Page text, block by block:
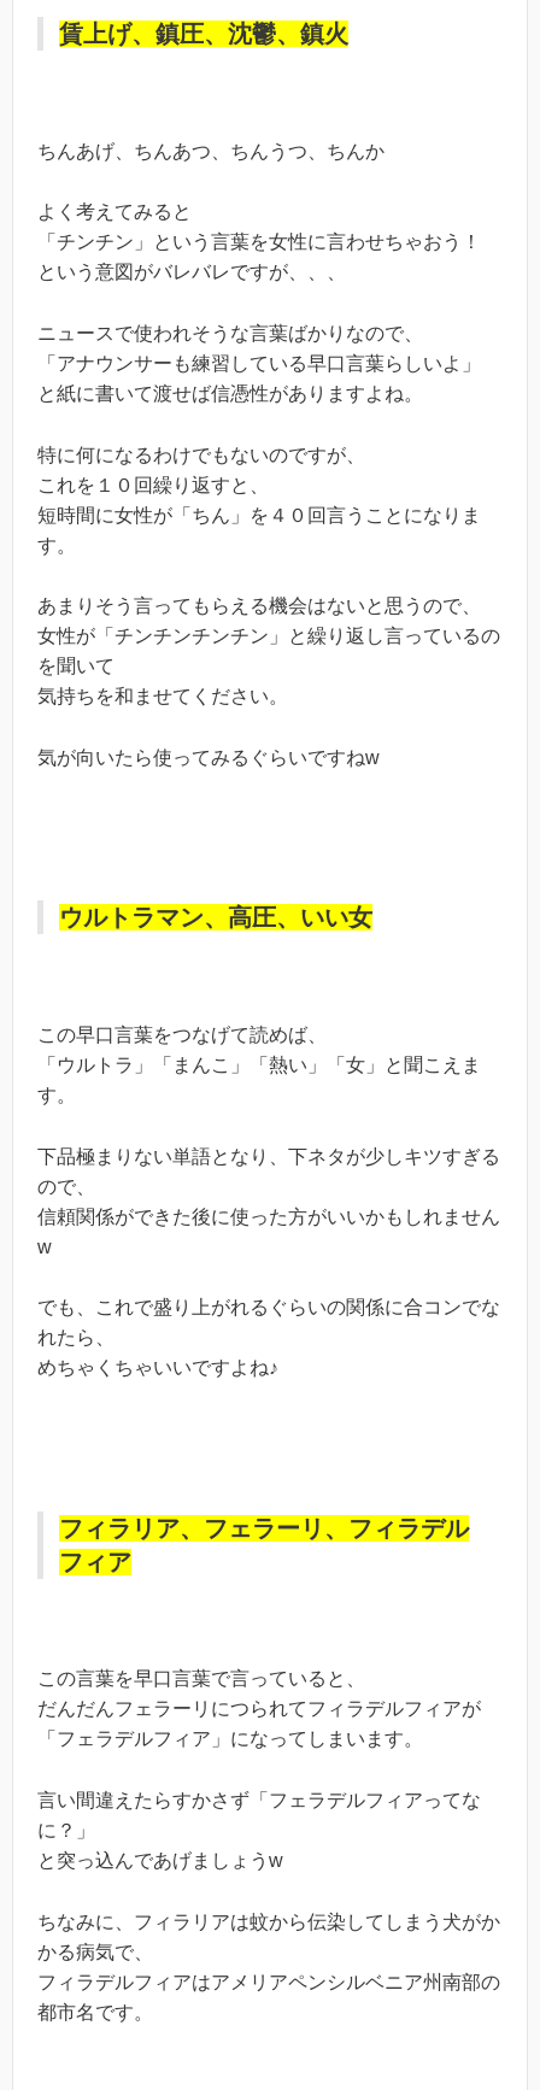
賃上げ、鎮圧、沈鬱、鎮火
ちんあげ、ちんあつ、ちんうつ、ちんか
よく考えてみると
「チンチン」という言葉を女性に言わせちゃおう！
という意図がバレバレですが、、、
ニュースで使われそうな言葉ばかりなので、
「アナウンサーも練習している早口言葉らしいよ」
と紙に書いて渡せば信憑性がありますよね。
特に何になるわけでもないのですが、
これを１０回繰り返すと、
短時間に女性が「ちん」を４０回言うことになりま
す。
あまりそう言ってもらえる機会はないと思うので、
女性が「チンチンチンチン」と繰り返し言っているの
を聞いて
気持ちを和ませてください。
気が向いたら使ってみるぐらいですねw
ウルトラマン、高圧、いい女
この早口言葉をつなげて読めば、
「ウルトラ」「まんこ」「熱い」「女」と聞こえま
す。
下品極まりない単語となり、下ネタが少しキツすぎる
ので、
信頼関係ができた後に使った方がいいかもしれません
w
でも、これで盛り上がれるぐらいの関係に合コンでな
れたら、
めちゃくちゃいいですよね♪
フィラリア、フェラーリ、フィラデル
フィア
この言葉を早口言葉で言っていると、
だんだんフェラーリにつられてフィラデルフィアが
「フェラデルフィア」になってしまいます。
言い間違えたらすかさず「フェラデルフィアってな
に？」
と突っ込んであげましょうw
ちなみに、フィラリアは蚊から伝染してしまう犬がか
かる病気で、
フィラデルフィアはアメリアペンシルベニア州南部の
都市名です。